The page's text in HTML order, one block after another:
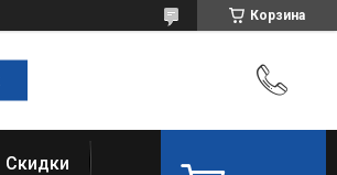
Корзина
Скидки